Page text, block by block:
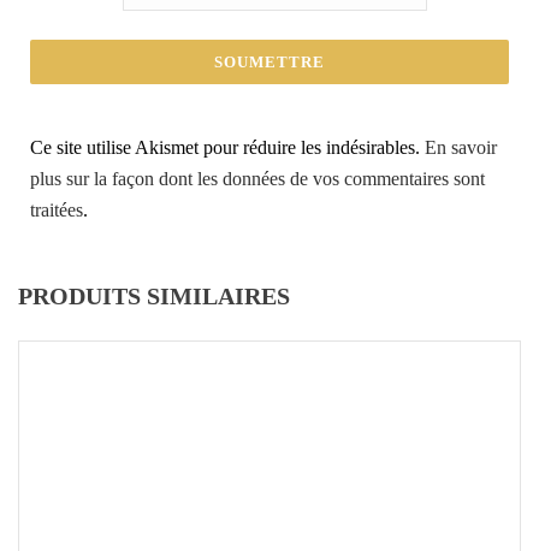
Ce site utilise Akismet pour réduire les indésirables. En savoir
plus sur la façon dont les données de vos commentaires sont
traitées.
PRODUITS SIMILAIRES